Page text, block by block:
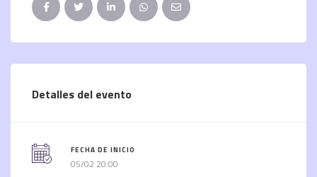
Detalles del evento
FECHA DE INICIO
05/02 20:00